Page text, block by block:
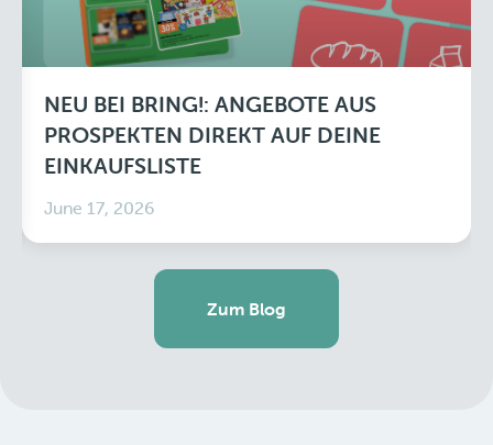
NEU BEI BRING!: ANGEBOTE AUS
PROSPEKTEN DIREKT AUF DEINE
EINKAUFSLISTE
June 17, 2026
Zum Blog